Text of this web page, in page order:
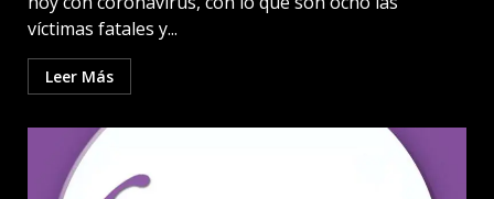
víctimas fatales y...
Leer Más